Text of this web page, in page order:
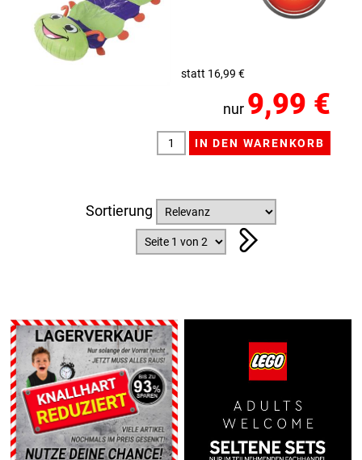
statt 16,99 €
nur 9,99 €
Sortierung